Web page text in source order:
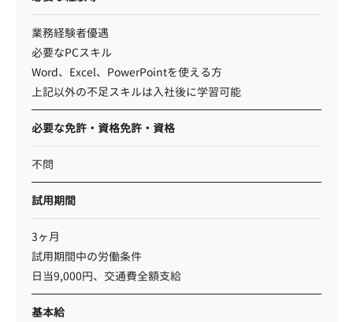
業務経験者優遇
必要なPCスキル
Word、Excel、PowerPointを使える方
上記以外の不足スキルは入社後に学習可能
必要な免許・資格免許・資格
不問
試用期間
3ヶ月
試用期間中の労働条件
日当9,000円、交通費全額支給
基本給